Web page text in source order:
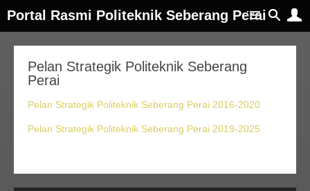
Portal Rasmi Politeknik Seberang Perai
Pelan Strategik Politeknik Seberang
Perai
Pelan Strategik Politeknik Seberang Perai 2016-2020
Pelan Strategik Politeknik Seberang Perai 2019-2025